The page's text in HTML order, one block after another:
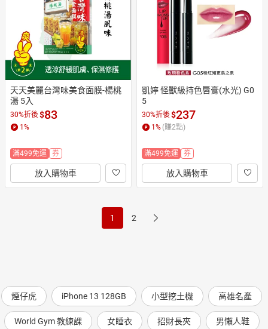
天天美麗台灣味美食面膜-楊桃
湯 5入
30%折後$83
1 %
滿499免運 券
放入購物車
凱婷 怪獸級持色唇膏(水光) G0
5
30%折後$237
1 % (賺2點)
滿499免運 券
放入購物車
1 2
煙仔虎 iPhone 13 128GB 小型挖土機 高雄名產
World Gym 教練課 女睡衣 招財長夾 男懶人鞋